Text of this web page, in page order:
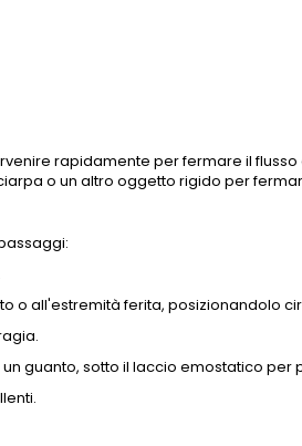
rapidamente per fermare il flusso
o un altro oggetto rigido per
o all'estremità ferita, posizionandolo
guanto, sotto il laccio emostatico per